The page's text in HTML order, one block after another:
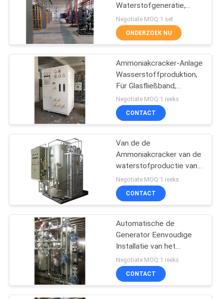
NIEUWS
GEVALLEN
VRAAG
EEN
OFFERTE
AAN
SITEMAP
PRIVACYBELEID
VPSA-
Zuurstofgenerator
PSA
zuurstofgenerator
Druk zuurstofkamer
3
Waterstofgeneratie,
Capaciteit 5-1000Nm3/H
Negotiate MOQ:1 set
ONDERZOEK NU
Ammoniakcracker-Anlage
Wasserstoffproduktion,
Für Glasfließband,
Stahlindustrie
Negotiate MOQ:1 reeks
CONTACT
Van de de
Ammoniakcracker van de
waterstofproductie van
het de Staal
installatieglas de Lijn
Drijvende Industrie
Negotiate MOQ:1 reeks
CONTACT
Automatische de
Generator Eenvoudige
Installatie van het
Ammoniakgas
Negotiate MOQ:1 reeks
CONTACT